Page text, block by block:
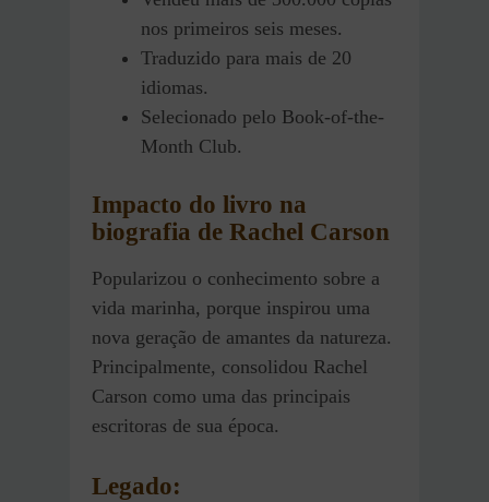
nos primeiros seis meses.
Traduzido para mais de 20
idiomas.
Selecionado pelo Book-of-the-
Month Club.
Impacto do livro na
biografia de Rachel Carson
Popularizou o conhecimento sobre a
vida marinha, porque inspirou uma
nova geração de amantes da natureza.
Principalmente, consolidou Rachel
Carson como uma das principais
escritoras de sua época.
Legado: